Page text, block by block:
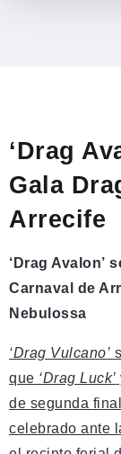
‘Drag
Gala
Arrecife
‘Drag Avalon’
Carnaval de
Nebulossa
‘Drag Vulcano’
que ‘Drag Luck’
de segunda
celebrado ante